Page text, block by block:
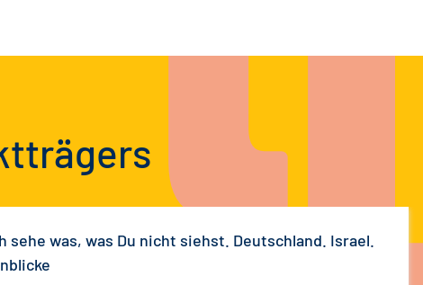
sehe was, was Du nicht siehst. Deutschland. Israel.